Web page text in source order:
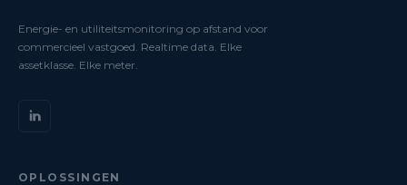
Energie- en utiliteitsmonitoring op afstand voor
commercieel vastgoed. Realtime data. Elke
assetklasse. Elke meter.
OPLOSSINGEN